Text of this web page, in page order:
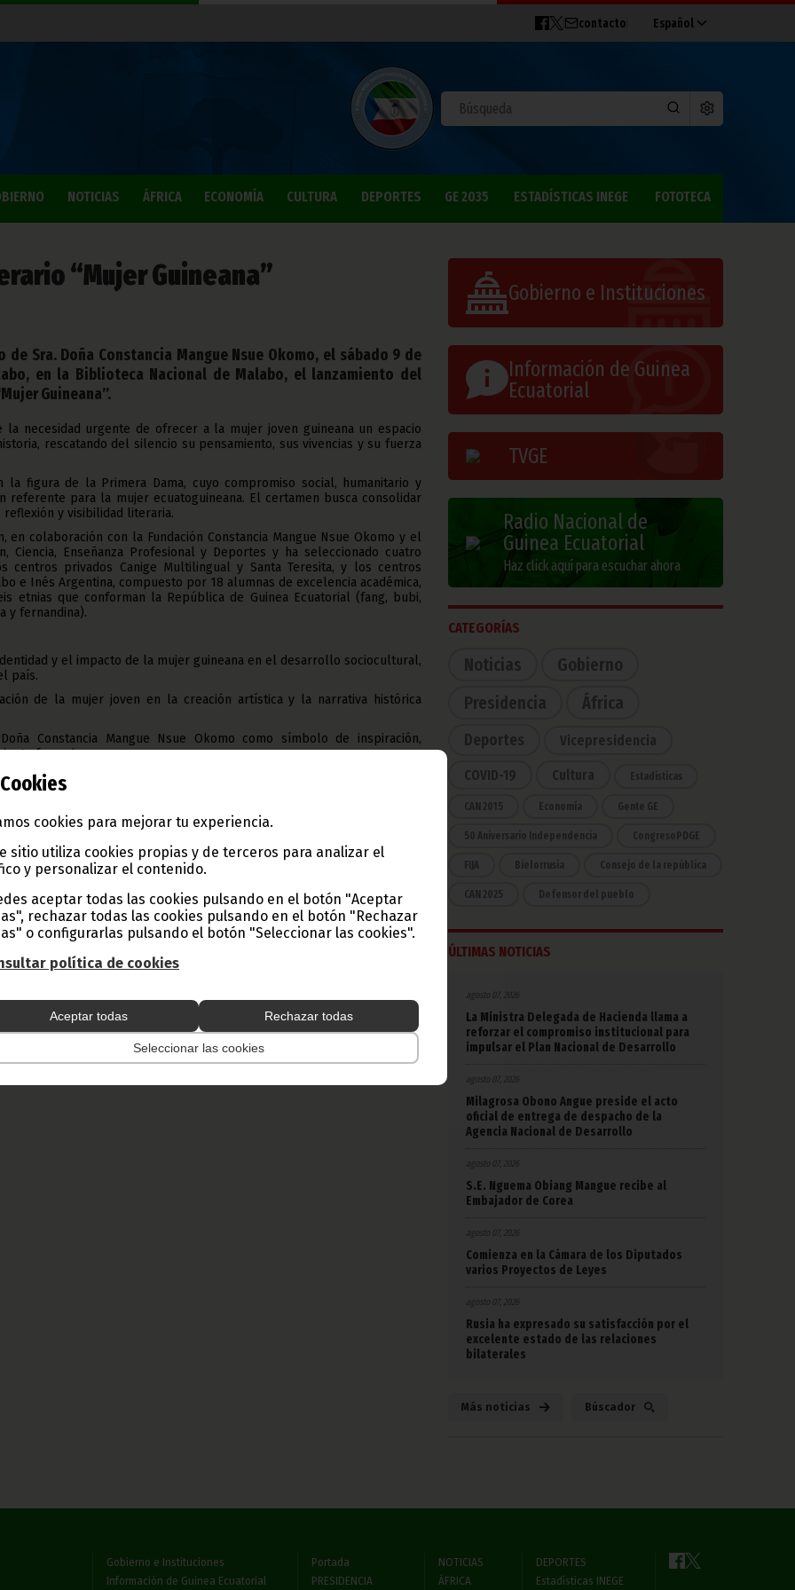
Cookies
cookies para mejorar tu experiencia.
sitio utiliza cookies propias y de terceros para analizar el
y personalizar el contenido.
aceptar todas las cookies pulsando en el botón "Aceptar
rechazar todas las cookies pulsando en el botón "Rechazar
o configurarlas pulsando el botón "Seleccionar las cookies".
política de cookies
Aceptar todas Rechazar todas
Seleccionar las cookies
contacto Español
NOTICIAS ÁFRICA ECONOMÍA CULTURA DEPORTES GE 2035 ESTADÍSTICAS INEGE FOTOTECA
“Mujer Guineana”
Sra. Doña Constancia Mangue Nsue Okomo, el sábado 9 de
en la Biblioteca Nacional de Malabo, el lanzamiento del
Guineana”.
la necesidad urgente de ofrecer a la mujer joven guineana un espacio
rescatando del silencio su pensamiento, sus vivencias y su fuerza
la figura de la Primera Dama, cuyo compromiso social, humanitario y
referente para la mujer ecuatoguineana. El certamen busca consolidar
reflexión y visibilidad literaria.
en colaboración con la Fundación Constancia Mangue Nsue Okomo y el
Ciencia, Enseñanza Profesional y Deportes y ha seleccionado cuatro
centros privados Canige Multilingual y Santa Teresita, y los centros
e Inés Argentina, compuesto por 18 alumnas de excelencia académica,
etnias que conforman la República de Guinea Ecuatorial (fang, bubi,
y fernandina).
y el impacto de la mujer guineana en el desarrollo sociocultural,
país.
de la mujer joven en la creación artística y la narrativa histórica
Constancia Mangue Nsue Okomo como símbolo de inspiración,
femenino.
de la mujer joven ecuatoguineana.
sobre el rol de la mujer en todos los ámbitos de la vida nacional.
que compile las obras seleccionadas como patrimonio para las
de experiencias femeninas en Guinea Ecuatorial.
de Malabo se ha llevado 1.000.000 de F.CFA, tras proclamarse campeón
Escrita, Página Web Institucional del Gobierno (DGPEPWIG).
Prensa de Guinea Ecuatorial
o parcial de este artículo o de las imágenes que lo acompañen debe
lugar, con la mención de la fuente de origen de la misma (Oficina de
Guinea Ecuatorial).
Gobierno e Instituciones
Información de Guinea
Ecuatorial
TVGE
Radio Nacional de
Guinea Ecuatorial
Haz click aquí para escuchar ahora
CATEGORÍAS
Noticias
Gobierno
Presidencia
África
Deportes Vicepresidencia
COVID-19 Cultura Estadísticas
CAN 2015 Economía Gente GE
50 Aniversario Independencia CongresoPDGE
FIJA Bielorrusia Consejo de la república
CAN 2025 Defensor del pueblo
ÚLTIMAS NOTICIAS
agosto 07, 2026
La Ministra Delegada de Hacienda llama a
reforzar el compromiso institucional para
impulsar el Plan Nacional de Desarrollo
agosto 07, 2026
Milagrosa Obono Angue preside el acto
oficial de entrega de despacho de la
Agencia Nacional de Desarrollo
agosto 07, 2026
S.E. Nguema Obiang Mangue recibe al
Embajador de Corea
agosto 07, 2026
Comienza en la Cámara de los Diputados
varios Proyectos de Leyes
agosto 07, 2026
Rusia ha expresado su satisfacción por el
excelente estado de las relaciones
bilaterales
Más noticias Búscador
Gobierno e Instituciones
Información de Guinea Ecuatorial
Portada
PRESIDENCIA
NOTICIAS
ÁFRICA
DEPORTES
Estadísticas INEGE